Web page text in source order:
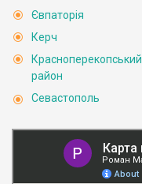
Євпаторія
Керч
Красноперекопський
район
Севастополь